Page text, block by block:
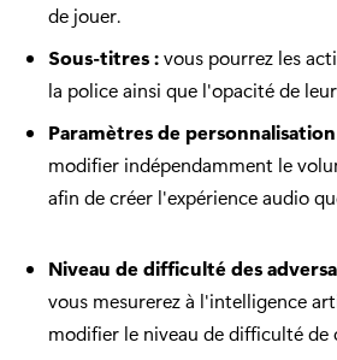
de jouer.
Sous-titres :vous pourrez les
la police ainsi que l'opacité de
Paramètres de
modifier indépendamment le
afin de créer l'expérience audio
Niveau de difficulté des
vous mesurerez à l'intelligence
modifier le niveau de difficulté de